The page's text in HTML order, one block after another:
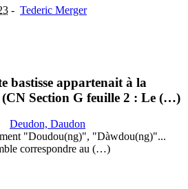
- Tederic Merger
bastisse appartenait à la
Section G feuille 2 : Le (…)
Deudon, Daudon
"Doudou(ng)", "Dàwdou(ng)"...
correspondre au (…)